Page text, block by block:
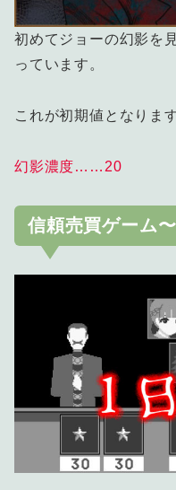
初めてジョーの幻影を
っています。
これが初期値となります
幻影濃度……20
信頼売買ゲーム